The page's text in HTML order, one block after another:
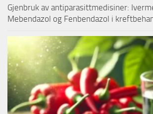
Gjenbruk av antiparasittmedisiner:
Mebendazol og Fenbendazol i